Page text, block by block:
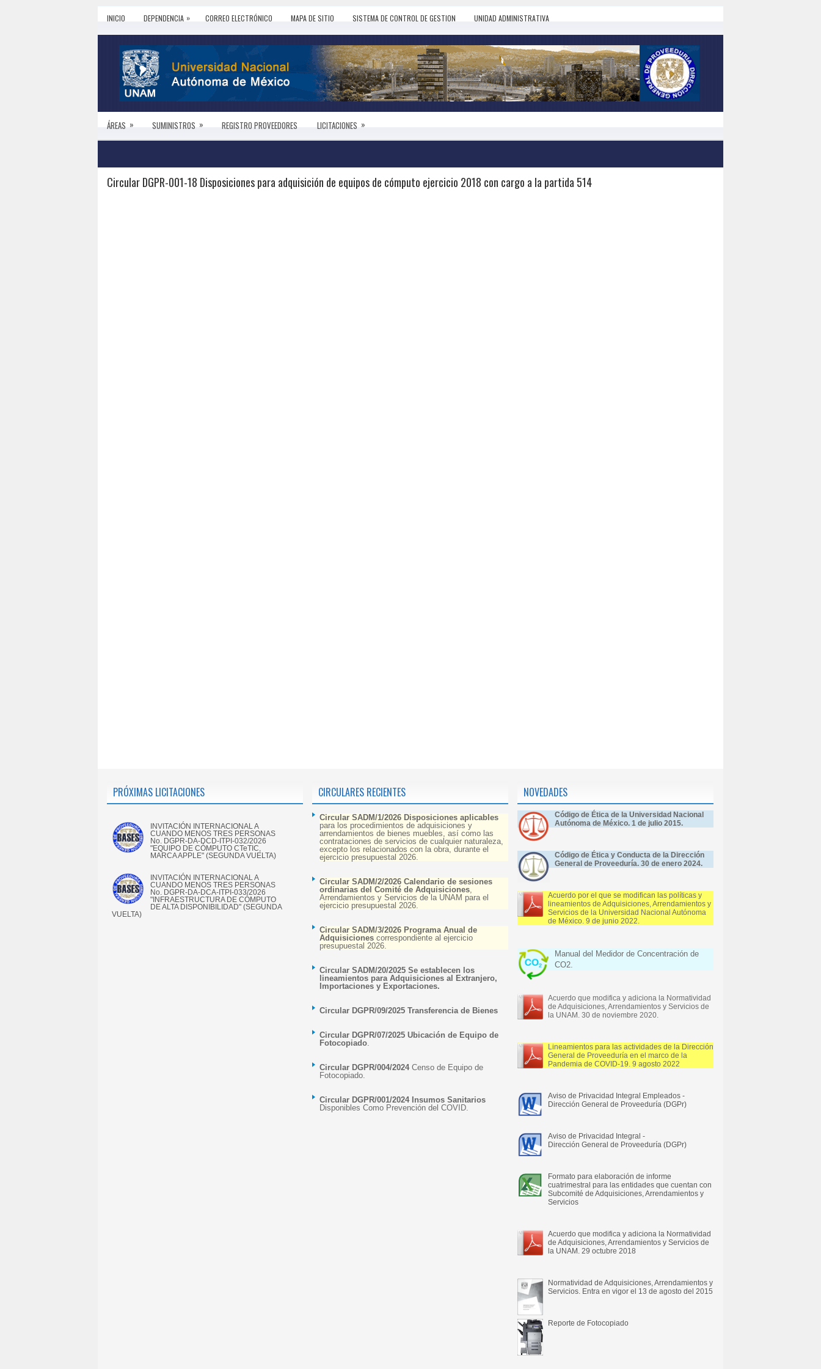
INICIO DEPENDENCIA » CORREO ELECTRÓNICO MAPA DE SITIO SISTEMA DE CONTROL DE GESTION UNIDAD ADMINISTRATIVA
ÁREAS » SUMINISTROS » REGISTRO PROVEEDORES LICITACIONES »
Circular DGPR-001-18 Disposiciones para adquisición de equipos de cómputo ejercicio 2018 con cargo a la partida 514
PRÓXIMAS LICITACIONES CIRCULARES RECIENTES
Circular SADM/1/2026 Disposiciones aplicables
para los procedimientos de adquisiciones y
arrendamientos de bienes muebles, así como las
contrataciones de servicios de cualquier naturaleza,
excepto los relacionados con la obra, durante el
ejercicio presupuestal 2026.
Circular SADM/2/2026 Calendario de sesiones
ordinarias del Comité de Adquisiciones,
Arrendamientos y Servicios de la UNAM para el
ejercicio presupuestal 2026.
Circular SADM/3/2026 Programa Anual de
Adquisiciones correspondiente al ejercicio
presupuestal 2026.
Circular SADM/20/2025 Se establecen los
lineamientos para Adquisiciones al Extranjero,
Importaciones y Exportaciones.
Circular DGPR/09/2025 Transferencia de Bienes
Circular DGPR/07/2025 Ubicación de Equipo de
Fotocopiado.
Circular DGPR/004/2024 Censo de Equipo de
Fotocopiado.
Circular DGPR/001/2024 Insumos Sanitarios
Disponibles Como Prevención del COVID.
NOVEDADES
Código de Ética de la Universidad Nacional
Autónoma de México. 1 de julio 2015.
Código de Ética y Conducta de la Dirección
General de Proveeduría. 30 de enero 2024.
Acuerdo por el que se modifican las políticas y
lineamientos de Adquisiciones, Arrendamientos y
Servicios de la Universidad Nacional Autónoma
de México. 9 de junio 2022.
Manual del Medidor de Concentración de
CO2.
Acuerdo que modifica y adiciona la Normatividad
de Adquisiciones, Arrendamientos y Servicios de
la UNAM. 30 de noviembre 2020.
Lineamientos para las actividades de la Dirección
General de Proveeduría en el marco de la
Pandemia de COVID-19. 9 agosto 2022
Aviso de Privacidad Integral Empleados -
Dirección General de Proveeduría (DGPr)
Aviso de Privacidad Integral -
Dirección General de Proveeduría (DGPr)
Formato para elaboración de informe
cuatrimestral para las entidades que cuentan con
Subcomité de Adquisiciones, Arrendamientos y
Servicios
Acuerdo que modifica y adiciona la Normatividad
de Adquisiciones, Arrendamientos y Servicios de
la UNAM. 29 octubre 2018
Normatividad de Adquisiciones, Arrendamientos y
Servicios. Entra en vigor el 13 de agosto del 2015
Reporte de Fotocopiado